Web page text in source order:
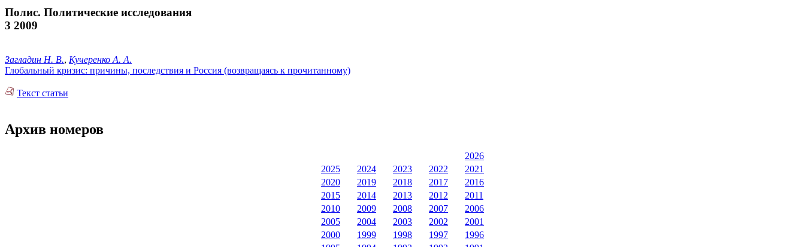
Полис. Политические исследования
3 2009
Загладин Н. В., Кучеренко А. А.
Глобальный кризис: причины, последствия и Россия (возвращаясь к прочитанному)
Текст статьи
Архив номеров
2026
2025
2024 2023 2022
2021
2020
2019 2018 2017
2016
2015
2014 2013 2012
2011
2010
2009 2008 2007
2006
2005
2004 2003 2002
2001
2000
1999 1998 1997
1996